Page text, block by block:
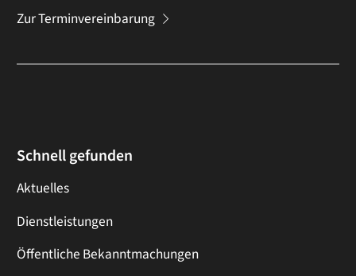
Zur Terminvereinbarung
Schnell gefunden
Aktuelles
Dienstleistungen
Öffentliche Bekanntmachungen